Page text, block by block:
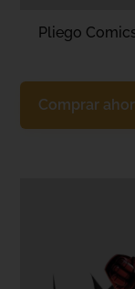
Pliego
Comprar